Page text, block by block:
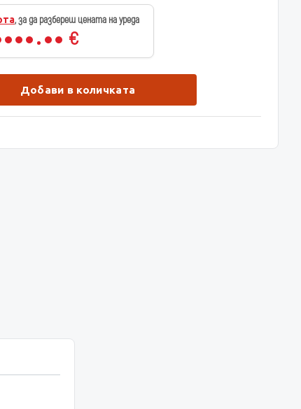
, за да разбереш цената на уреда
€
Добави в количката